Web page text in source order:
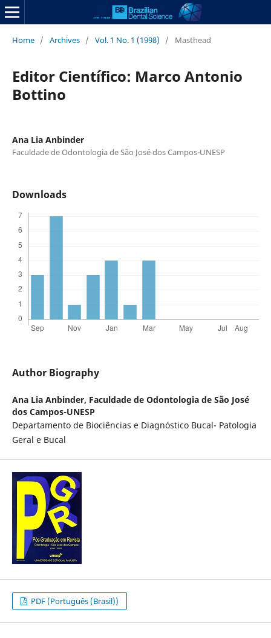
Home / Archives / Vol. 1 No. 1 (1998) / Masthead
Editor Científico: Marco Antonio
Bottino
Ana Lia Anbinder
Faculdade de Odontologia de São José dos Campos-UNESP
Downloads
Author Biography
Ana Lia Anbinder, Faculdade de Odontologia de São José
dos Campos-UNESP
Departamento de Biociências e Diagnóstico Bucal- Patologia
Geral e Bucal
PDF (Português (Brasil))